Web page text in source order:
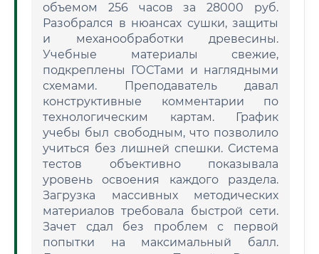
объемом 256 часов за 28000 руб.
Разобрался в нюансах сушки, защиты
и механообработки древесины.
Учебные материалы свежие,
подкреплены ГОСТами и наглядными
схемами. Преподаватель давал
конструктивные комментарии по
технологическим картам. График
учебы был свободным, что позволило
учиться без лишней спешки. Система
тестов объективно показывала
уровень освоения каждого раздела.
Загрузка массивных методических
материалов требовала быстрой сети.
Зачет сдал без проблем с первой
попытки на максимальный балл.